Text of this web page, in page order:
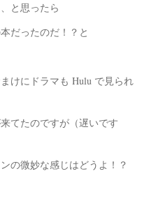
と思ったら
だったのだ！？と
けにドラマも Hulu で見られ
てたのですが（遅いです
の微妙な感じはどうよ！？